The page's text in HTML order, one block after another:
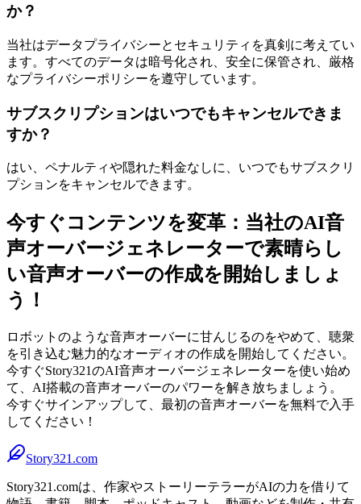
か？
当社はデータプライバシーとセキュリティを真剣に考えてい
ます。すべてのデータは暗号化され、安全に保管され、厳格
なプライバシーポリシーを遵守しています。
サブスクリプションはいつでもキャンセルできま
すか？
はい、ペナルティや隠れた料金なしに、いつでもサブスクリ
プションをキャンセルできます。
今すぐコンテンツを変革：当社のAI音
声オーバージェネレーターで素晴らし
い音声オーバーの作成を開始しましょ
う！
ロボットのような音声オーバーに甘んじるのをやめて、聴衆
を引き込む魅力的なオーディオの作成を開始してください。
今すぐStory321のAI音声オーバージェネレーターを使い始め
て、AI搭載の音声オーバーのパワーを解き放ちましょう。
今すぐサインアップして、最初の音声オーバーを無料で入手
してください！
Story321.com
Story321.comは、作家やストーリーテラーがAIの力を借りて